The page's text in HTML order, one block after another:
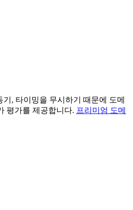
, 타이밍을 무시하기 때문에 도메
평가를 제공합니다. 프리미엄 도메